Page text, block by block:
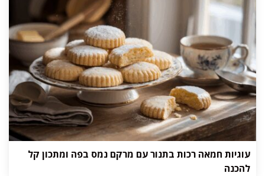
עוגיות חמאה רכות בתנור עם מרקם נמס בפה ומתכון קל
להכנה